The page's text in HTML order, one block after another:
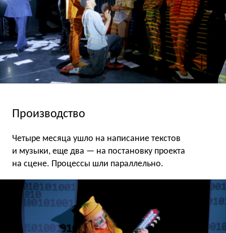
Производство
Четыре месяца ушло на написание текстов
и музыки, еще два — на постановку проекта
на сцене. Процессы шли параллельно.